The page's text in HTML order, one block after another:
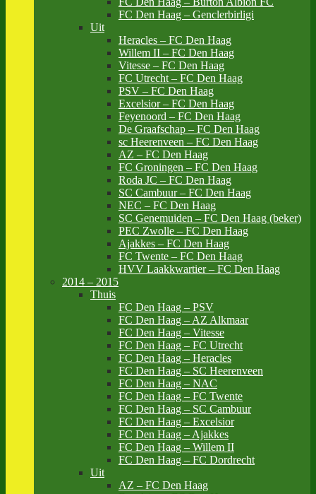
FC Den Haag – Genclerbirligi
Uit
Heracles – FC Den Haag
Willem II – FC Den Haag
Vitesse – FC Den Haag
FC Utrecht – FC Den Haag
PSV – FC Den Haag
Excelsior – FC Den Haag
Feyenoord – FC Den Haag
De Graafschap – FC Den Haag
sc Heerenveen – FC Den Haag
AZ – FC Den Haag
FC Groningen – FC Den Haag
Roda JC – FC Den Haag
SC Cambuur – FC Den Haag
NEC – FC Den Haag
SC Genemuiden – FC Den Haag (beker)
PEC Zwolle – FC Den Haag
Ajakkes – FC Den Haag
FC Twente – FC Den Haag
HVV Laakkwartier – FC Den Haag
2014 – 2015
Thuis
FC Den Haag – PSV
FC Den Haag – AZ Alkmaar
FC Den Haag – Vitesse
FC Den Haag – FC Utrecht
FC Den Haag – Heracles
FC Den Haag – SC Heerenveen
FC Den Haag – NAC
FC Den Haag – FC Twente
FC Den Haag – SC Cambuur
FC Den Haag – Excelsior
FC Den Haag – Ajakkes
FC Den Haag – Willem II
FC Den Haag – FC Dordrecht
Uit
AZ – FC Den Haag